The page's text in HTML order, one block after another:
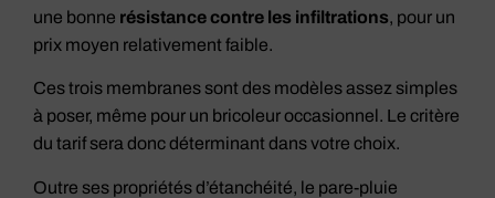
une bonne résistance contre les infiltrations, pour un
prix moyen relativement faible.
Ces trois membranes sont des modèles assez simples
à poser, même pour un bricoleur occasionnel. Le critère
du tarif sera donc déterminant dans votre choix.
Outre ses propriétés d’étanchéité, le pare-pluie